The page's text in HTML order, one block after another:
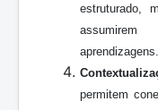
estruturado,
aprendizagens.
permitem